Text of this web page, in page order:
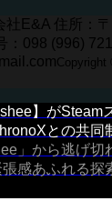
E&A 住所：
：098 (996)
Copyright
】がSteam
との共同
」から逃げ切
張感あふれる